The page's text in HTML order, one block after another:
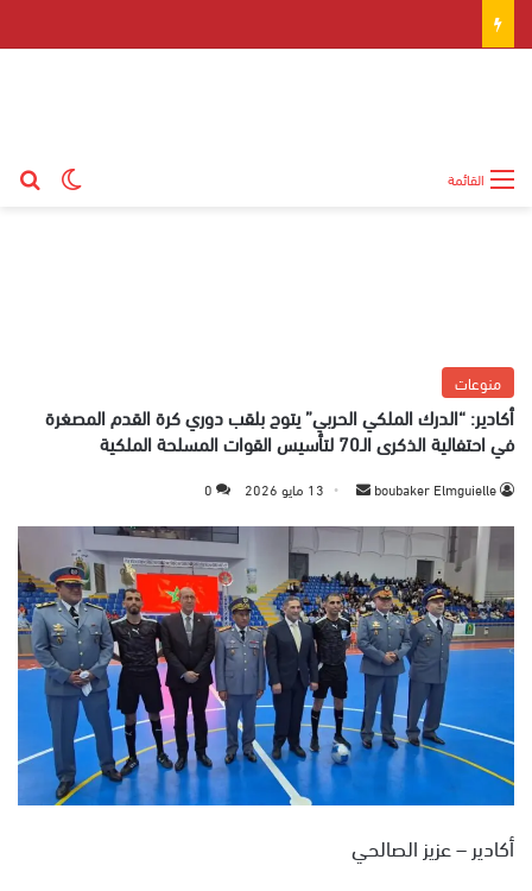
القائمة
منوعات
أكادير: “الدرك الملكي الحربي” يتوج بلقب دوري كرة القدم المصغرة
في احتفالية الذكرى الـ70 لتأسيس القوات المسلحة الملكية
boubaker Elmguielle
س
ل
ب
ر
ي
ا
ك
ر
13 مايو 2026 0
أكادير – عزيز الصالحي